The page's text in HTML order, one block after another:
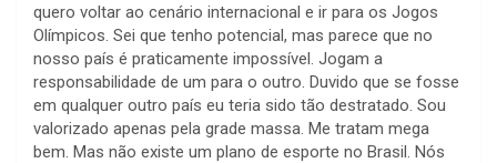
quero voltar ao cenário internacional e ir para os Jogos
Olímpicos. Sei que tenho potencial, mas parece que no
nosso país é praticamente impossível. Jogam a
responsabilidade de um para o outro. Duvido que se fosse
em qualquer outro país eu teria sido tão destratado. Sou
valorizado apenas pela grade massa. Me tratam mega
bem. Mas não existe um plano de esporte no Brasil. Nós